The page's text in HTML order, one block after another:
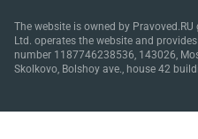
The website is owned by
Ltd. operates the website and
number 1187746238536, 143026,
Skolkovo, Bolshoy ave., house 42